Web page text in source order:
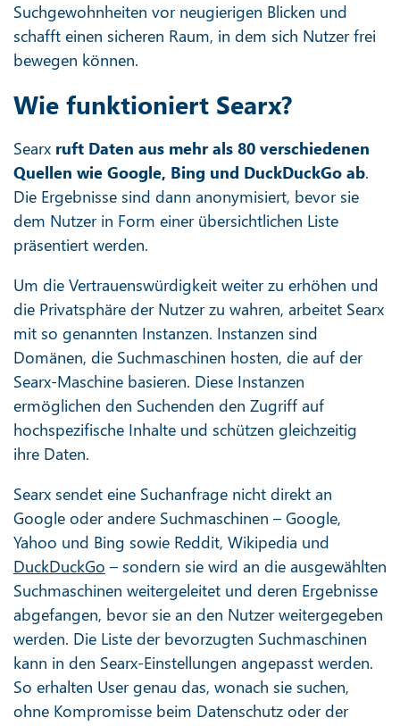
Suchgewohnheiten vor neugierigen Blicken und
schafft einen sicheren Raum, in dem sich Nutzer frei
bewegen können.
Wie funktioniert Searx?
Searx ruft Daten aus mehr als 80 verschiedenen
Quellen wie Google, Bing und DuckDuckGo ab.
Die Ergebnisse sind dann anonymisiert, bevor sie
dem Nutzer in Form einer übersichtlichen Liste
präsentiert werden.
Um die Vertrauenswürdigkeit weiter zu erhöhen und
die Privatsphäre der Nutzer zu wahren, arbeitet Searx
mit so genannten Instanzen. Instanzen sind
Domänen, die Suchmaschinen hosten, die auf der
Searx-Maschine basieren. Diese Instanzen
ermöglichen den Suchenden den Zugriff auf
hochspezifische Inhalte und schützen gleichzeitig
ihre Daten.
Searx sendet eine Suchanfrage nicht direkt an
Google oder andere Suchmaschinen – Google,
Yahoo und Bing sowie Reddit, Wikipedia und
DuckDuckGo – sondern sie wird an die ausgewählten
Suchmaschinen weitergeleitet und deren Ergebnisse
abgefangen, bevor sie an den Nutzer weitergegeben
werden. Die Liste der bevorzugten Suchmaschinen
kann in den Searx-Einstellungen angepasst werden.
So erhalten User genau das, wonach sie suchen,
ohne Kompromisse beim Datenschutz oder der